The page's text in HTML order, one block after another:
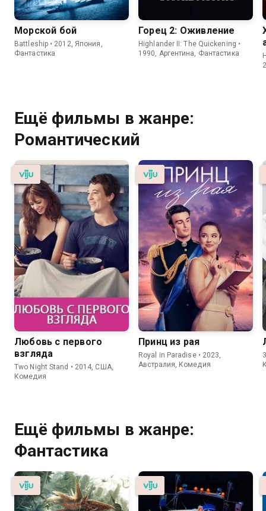
Морской бой
Battleship • 2012, Япония,
Фантастика
Горец 2: Оживление
Highlander II: The Quickening •
1990, Аргентина, Фантастика
Ещё фильмы в жанре:
Романтический
Любовь с первого
взгляда
Two Night Stand • 2014, США,
Комедия
Принц из рая
Royal in Paradise • 2023,
Австралия, Комедия
Ещё фильмы в жанре:
Фантастика